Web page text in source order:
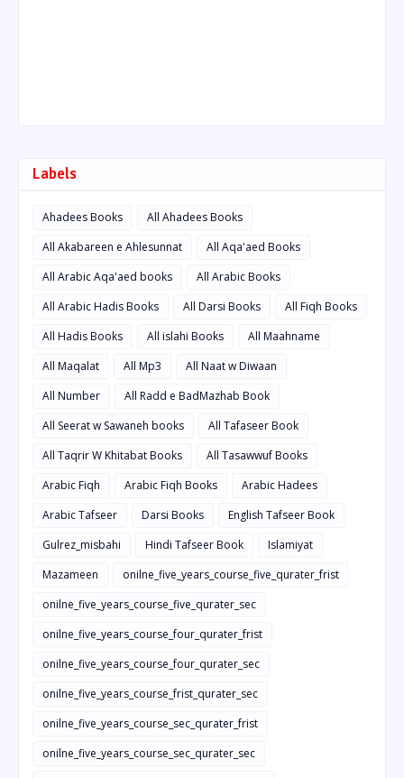
Labels
Ahadees Books
All Ahadees Books
All Akabareen e Ahlesunnat
All Aqa'aed Books
All Arabic Aqa'aed books
All Arabic Books
All Arabic Hadis Books
All Darsi Books
All Fiqh Books
All Hadis Books
All islahi Books
All Maahname
All Maqalat
All Mp3
All Naat w Diwaan
All Number
All Radd e BadMazhab Book
All Seerat w Sawaneh books
All Tafaseer Book
All Taqrir W Khitabat Books
All Tasawwuf Books
Arabic Fiqh
Arabic Fiqh Books
Arabic Hadees
Arabic Tafseer
Darsi Books
English Tafseer Book
Gulrez_misbahi
Hindi Tafseer Book
Islamiyat
Mazameen
onilne_five_years_course_five_qurater_frist
onilne_five_years_course_five_qurater_sec
onilne_five_years_course_four_qurater_frist
onilne_five_years_course_four_qurater_sec
onilne_five_years_course_frist_qurater_sec
onilne_five_years_course_sec_qurater_frist
onilne_five_years_course_sec_qurater_sec